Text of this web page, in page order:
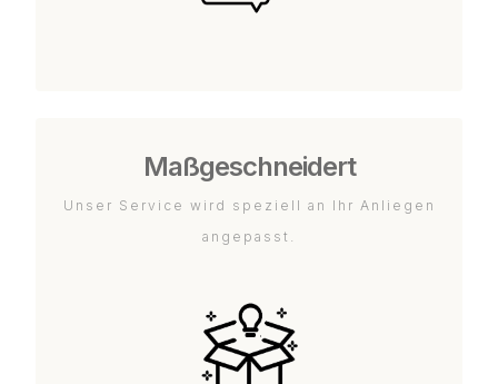
Maßgeschneidert
Unser Service wird speziell an Ihr Anliegen
angepasst.